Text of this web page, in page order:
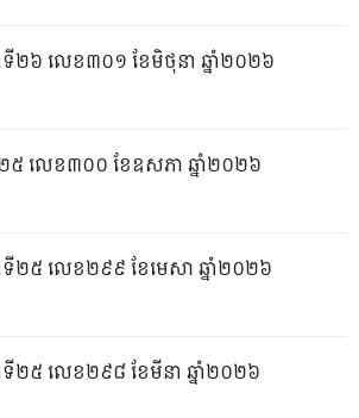
ាំទី២៦ លេខ៣០១ ខែមិថុនា ឆ្នាំ២០២៦
២៥ លេខ៣០០ ខែឧសភា ឆ្នាំ២០២៦
ាំទី២៥ លេខ២៩៩ ខែមេសា ឆ្នាំ២០២៦
ាំទី២៥ លេខ២៩៨ ខែមីនា ឆ្នាំ២០២៦